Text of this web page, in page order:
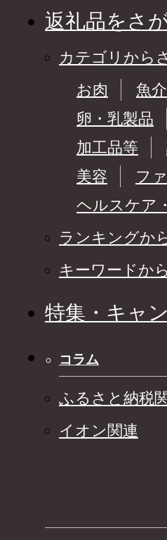
返礼品をさ
カテゴリから
お肉
魚
卵・乳製品
加工品等
美容
フ
ヘルスケア
ランキングか
キーワードか
特集・キャ
コラム
ふるさと納税
イオン関連